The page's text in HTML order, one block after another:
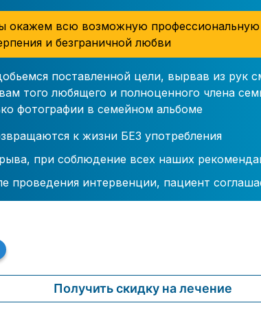
окажем всю возможную
и безграничной любви
поставленной цели, вырвав из рук
того любящего и полноценного члена
фотографии в семейном альбоме
к жизни БЕЗ употребления
при соблюдение всех наших
проведения интервенции, пациент
Получить скидку на лечение